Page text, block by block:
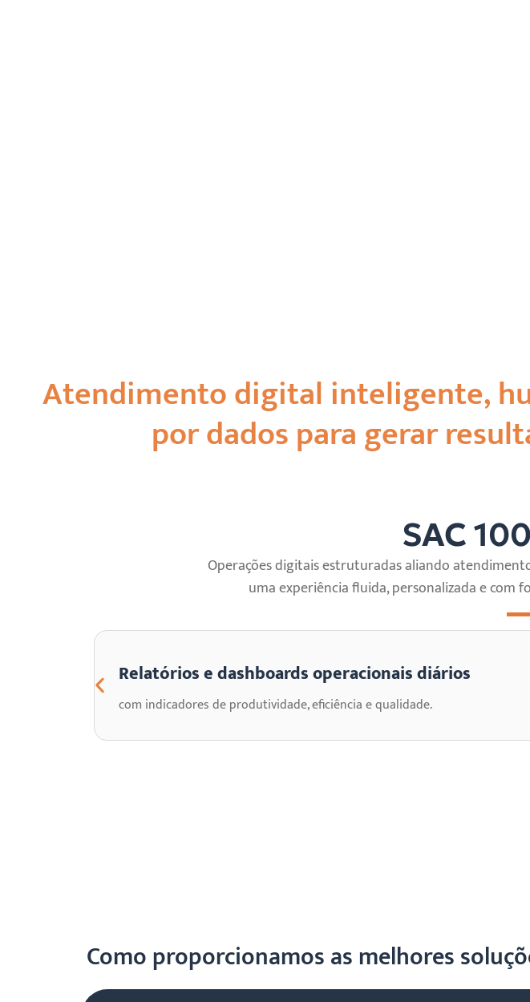
Atendimento digital inteligente,
por dados para gerar
SAC
Operações digitais estruturadasaliando
uma experiência fluida, personalizada e com
Relatórios e dashboards operacionais diários
com indicadores de produtividade, eficiência e qualidade.
Como proporcionamos as melhores